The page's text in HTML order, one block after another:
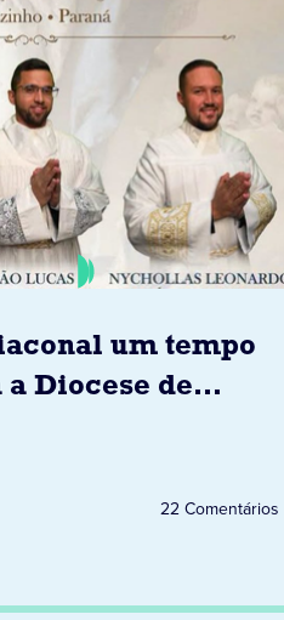
um tempo
Diocese de
22 Comentários